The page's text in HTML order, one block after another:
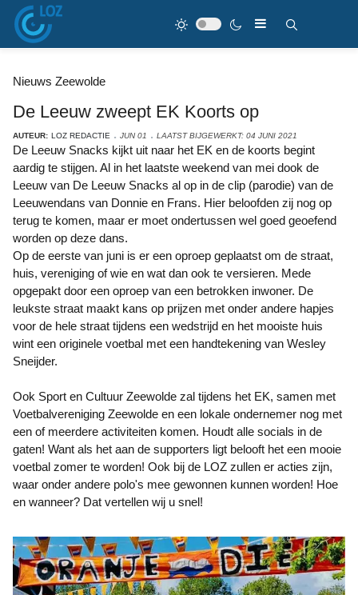
Nieuws Zeewolde
De Leeuw zweept EK Koorts op
AUTEUR: LOZ REDACTIE JUN 01 LAATST BIJGEWERKT: 04 JUNI 2021
De Leeuw Snacks kijkt uit naar het EK en de koorts begint
aardig te stijgen. Al in het laatste weekend van mei dook de
Leeuw van De Leeuw Snacks al op in de clip (parodie) van de
Leeuwendans van Donnie en Frans. Hier beloofden zij nog op
terug te komen, maar er moet ondertussen wel goed geoefend
worden op deze dans.
Op de eerste van juni is er een oproep geplaatst om de straat,
huis, vereniging of wie en wat dan ook te versieren. Mede
opgepakt door een oproep van een betrokken inwoner. De
leukste straat maakt kans op prijzen met onder andere hapjes
voor de hele straat tijdens een wedstrijd en het mooiste huis
wint een originele voetbal met een handtekening van Wesley
Sneijder.
Ook Sport en Cultuur Zeewolde zal tijdens het EK, samen met
Voetbalvereniging Zeewolde en een lokale ondernemer nog met
een of meerdere activiteiten komen. Houdt alle socials in de
gaten! Want als het aan de supporters ligt belooft het een mooie
voetbal zomer te worden! Ook bij de LOZ zullen er acties zijn,
waar onder andere polo's mee gewonnen kunnen worden! Hoe
en wanneer? Dat vertellen wij u snel!